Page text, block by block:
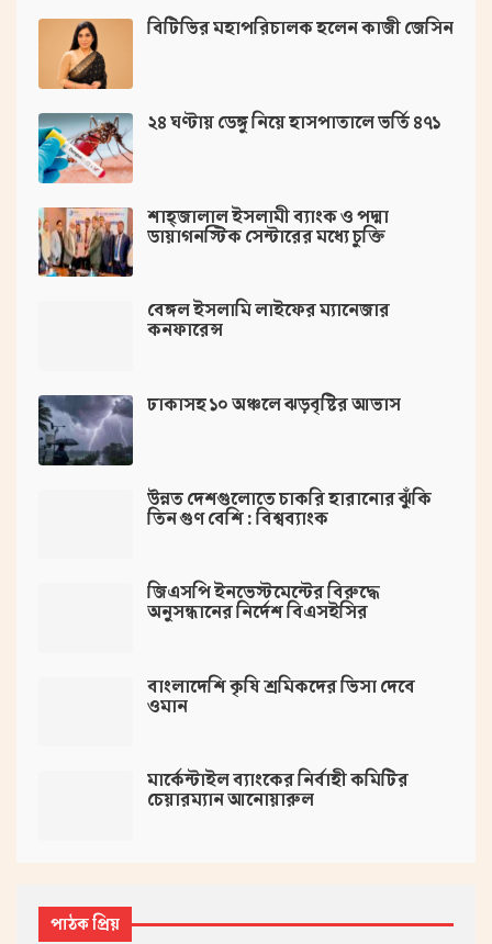
বিটিভির মহাপরিচালক হলেন কাজী জেসিন
২৪ ঘণ্টায় ডেঙ্গু নিয়ে হাসপাতালে ভর্তি ৪৭১
শাহ্জালাল ইসলামী ব্যাংক ও পদ্মা
ডায়াগনস্টিক সেন্টারের মধ্যে চুক্তি
বেঙ্গল ইসলামি লাইফের ম্যানেজার
কনফারেন্স
ঢাকাসহ ১০ অঞ্চলে ঝড়বৃষ্টির আভাস
উন্নত দেশগুলোতে চাকরি হারানোর ঝুঁকি
তিন গুণ বেশি : বিশ্বব্যাংক
জিএসপি ইনভেস্টমেন্টের বিরুদ্ধে
অনুসন্ধানের নির্দেশ বিএসইসির
বাংলাদেশি কৃষি শ্রমিকদের ভিসা দেবে
ওমান
মার্কেন্টাইল ব্যাংকের নির্বাহী কমিটির
চেয়ারম্যান আনোয়ারুল
পাঠক প্রিয়